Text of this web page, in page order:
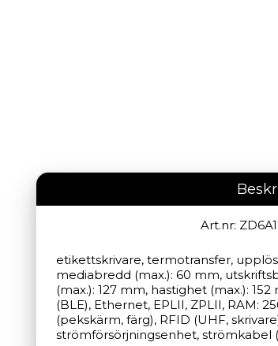
Art.nr:
etikettskrivare, termotransfer,
mediabredd (max.): 60 mm,
(max.): 127 mm, hastighet (max.):
(BLE), Ethernet, EPLII, ZPLII, RAM:
(pekskärm, färg), RFID (UHF,
strömförsörjningsenhet, strömkabel